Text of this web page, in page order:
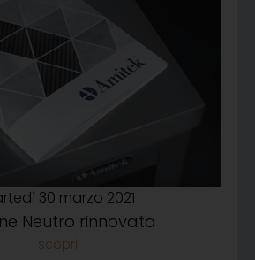
30 marzo 2021
Neutro rinnovata